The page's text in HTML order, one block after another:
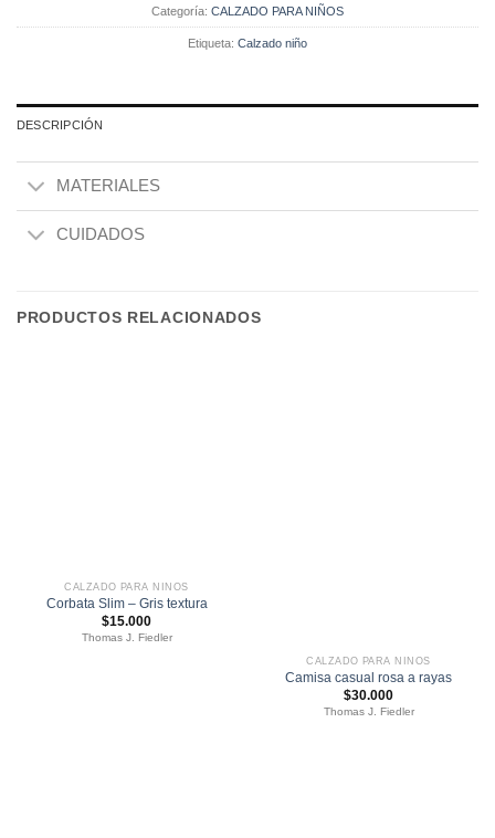
Categoría: CALZADO PARA NIÑOS
Etiqueta: Calzado niño
DESCRIPCIÓN
MATERIALES
CUIDADOS
PRODUCTOS RELACIONADOS
CALZADO PARA NIÑOS
Corbata Slim – Gris textura
$15.000
Thomas J. Fiedler
CALZADO PARA NIÑOS
Camisa casual rosa a rayas
$30.000
Thomas J. Fiedler